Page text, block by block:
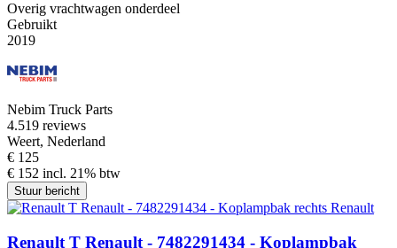
Overig vrachtwagen onderdeel
Gebruikt
2019
Nebim Truck Parts
4.519 reviews
Weert, Nederland
€ 125
€ 152 incl. 21% btw
Stuur bericht
Renault T Renault - 7482291434 - Koplampbak